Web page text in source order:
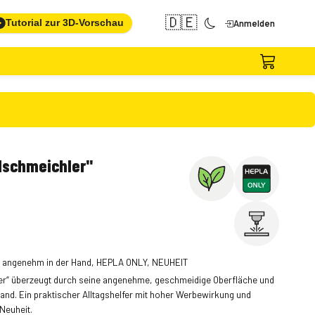
Tutorial zur 3D-Vorschau 🇩🇪 Anmelden
in der Hand, HEPLA ONLY, NEUHEIT
überzeugt durch seine angenehme, geschmeidige Oberfläche und
Ein praktischer Alltagshelfer mit hoher Werbewirkung und